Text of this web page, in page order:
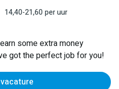
14,40-21,60per uur
some extra money
got the perfect job for you!